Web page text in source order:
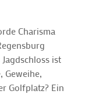
Charisma
ist
Geweihe,
Golfplatz? Ein